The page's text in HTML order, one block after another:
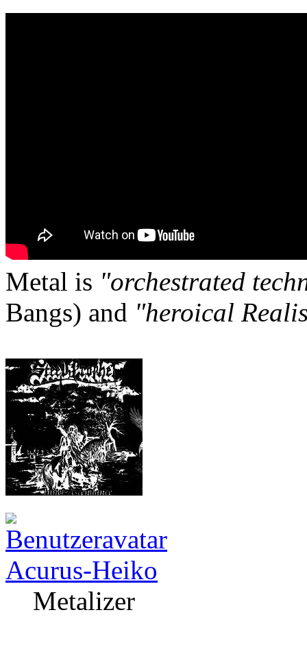
Metal is "orchestrated
Bangs) and "heroical
Acurus-Heiko
Metalizer